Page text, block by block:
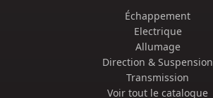
Échappement
Electrique
Allumage
Direction & Suspension
Transmission
Voir tout le catalogue